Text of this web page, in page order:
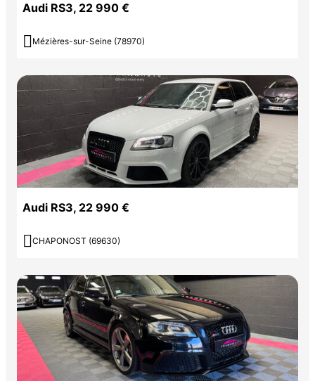
Audi RS3, 22 990 €
 Mézières-sur-Seine (78970)
Audi RS3, 22 990 €
 CHAPONOST (69630)